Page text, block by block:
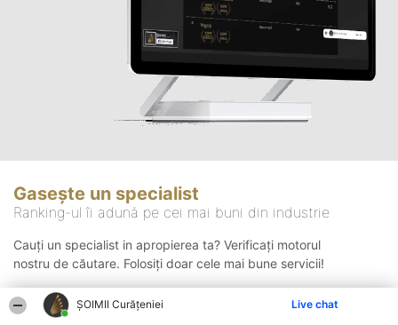
ȘOIMII Curățeniei Live chat
Gasește un specialist
Ranking-ul îi adună pe cei mai buni din industrie
Cauți un specialist in apropierea ta? Verificați motorul
nostru de căutare. Folosiți doar cele mai bune servicii!